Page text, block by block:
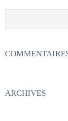
ARCHIVES